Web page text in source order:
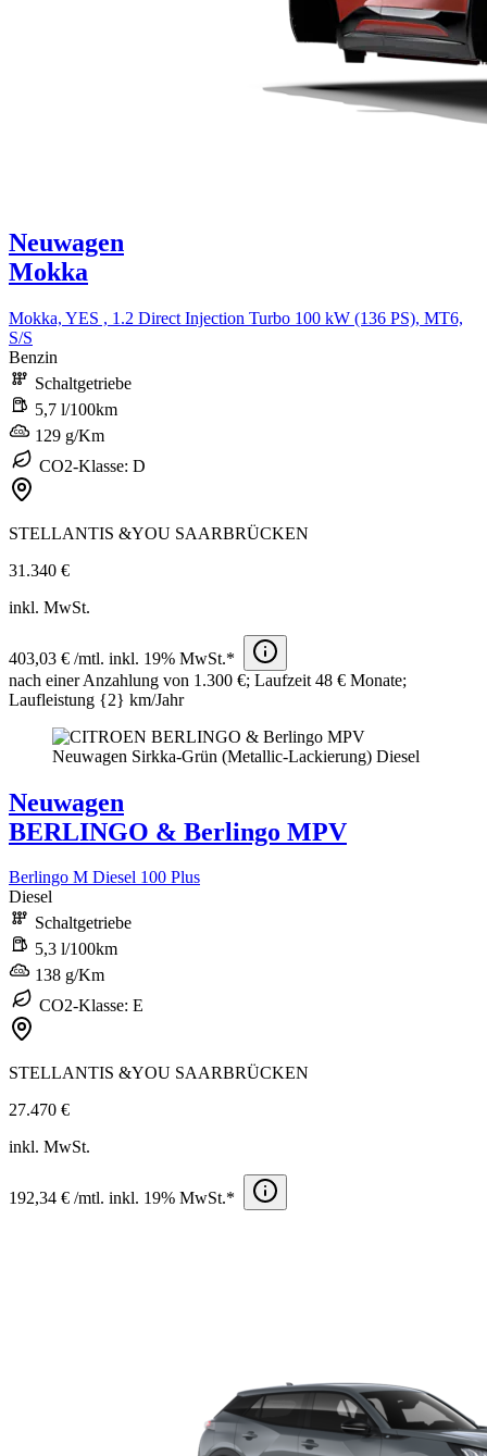
Neuwagen
Mokka
Mokka, YES , 1.2 Direct Injection Turbo 100 kW (136 PS), MT6,
S/S
Benzin
Schaltgetriebe
5,7 l/100km
129 g/Km
CO2-Klasse: D
STELLANTIS &YOU SAARBRÜCKEN
31.340 €
inkl. MwSt.
403,03 € /mtl. inkl. 19% MwSt.*
nach einer Anzahlung von 1.300 €; Laufzeit 48 € Monate;
Laufleistung {2} km/Jahr​
Neuwagen
BERLINGO & Berlingo MPV
Berlingo M Diesel 100 Plus
Diesel
Schaltgetriebe
5,3 l/100km
138 g/Km
CO2-Klasse: E
STELLANTIS &YOU SAARBRÜCKEN
27.470 €
inkl. MwSt.
192,34 € /mtl. inkl. 19% MwSt.*